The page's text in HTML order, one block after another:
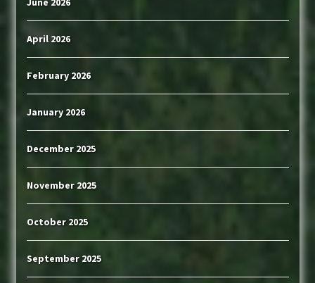
April 2026
February 2026
January 2026
December 2025
November 2025
October 2025
September 2025